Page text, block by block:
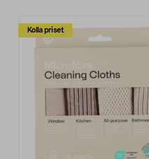
Kolla priset